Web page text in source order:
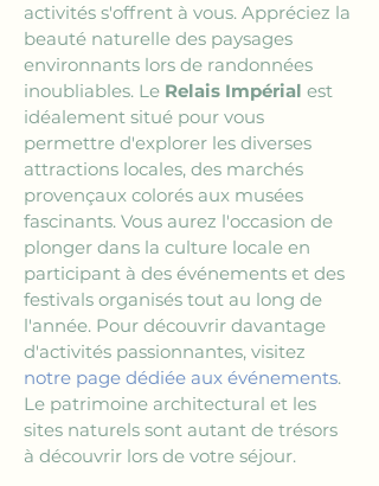
activités s'offrent à vous. Appréciez la
beauté naturelle des paysages
environnants lors de randonnées
inoubliables. Le Relais Impérial est
idéalement situé pour vous
permettre d'explorer les diverses
attractions locales, des marchés
provençaux colorés aux musées
fascinants. Vous aurez l'occasion de
plonger dans la culture locale en
participant à des événements et des
festivals organisés tout au long de
l'année. Pour découvrir davantage
d'activités passionnantes, visitez
notre page dédiée aux événements.
Le patrimoine architectural et les
sites naturels sont autant de trésors
à découvrir lors de votre séjour.